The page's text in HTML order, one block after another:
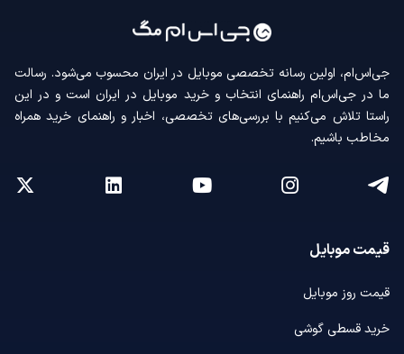
جی‌اس‌ام، اولین رسانه‌ تخصصی موبایل در ایران محسوب می‌شود. رسالت
ما در جی‌اس‌ام راهنمای انتخاب و خرید موبایل در ایران است و در این
راستا تلاش می‌کنیم با بررسی‌های تخصصی، اخبار و راهنمای خرید همراه
مخاطب باشیم.
قیمت موبایل
قیمت روز موبایل
خرید قسطی گوشی